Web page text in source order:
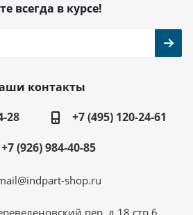
всегда в курсе!
контакты
28
+7 (495) 120-24-61
+7 (926) 984-40-85
shop.ru
пер, д.18 стр.6,